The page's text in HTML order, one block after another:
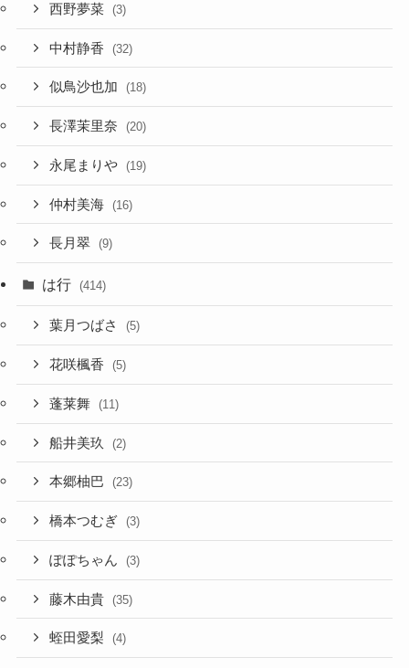
西野夢菜 (3)
中村静香 (32)
似鳥沙也加 (18)
長澤茉里奈 (20)
永尾まりや (19)
仲村美海 (16)
長月翠 (9)
は行 (414)
葉月つばさ (5)
花咲楓香 (5)
蓬莱舞 (11)
船井美玖 (2)
本郷柚巴 (23)
橋本つむぎ (3)
ぽぽちゃん (3)
藤木由貴 (35)
蛭田愛梨 (4)